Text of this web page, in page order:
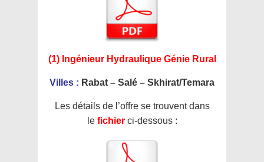
(1) Ingénieur Hydraulique Génie Rural
Villes : Rabat – Salé – Skhirat/Temara
Les détails de l’offre se trouvent dans
le fichier ci-dessous :